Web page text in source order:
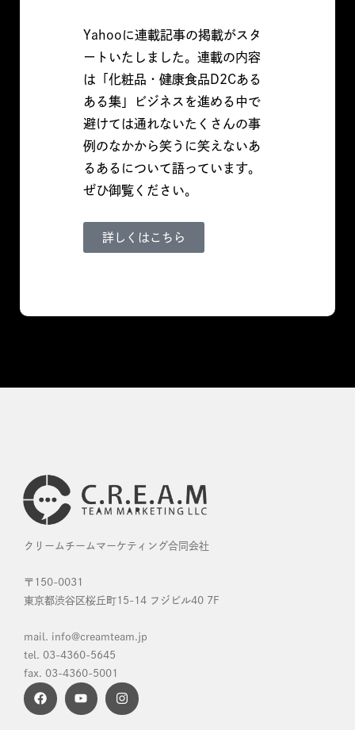
Yahooに連載記事の掲載がスタ
ートいたしました。連載の内容
は「化粧品・健康食品D2Cある
ある集」ビジネスを進める中で
避けては通れないたくさんの事
例のなかから笑うに笑えないあ
るあるについて語っています。
ぜひ御覧ください。
詳しくはこちら
クリームチームマーケティング合同会社
〒150-0031
東京都渋谷区桜丘町15-14 フジビル40 7F
mail. info@creamteam.jp
tel. 03-4360-5645
fax. 03-4360-5001